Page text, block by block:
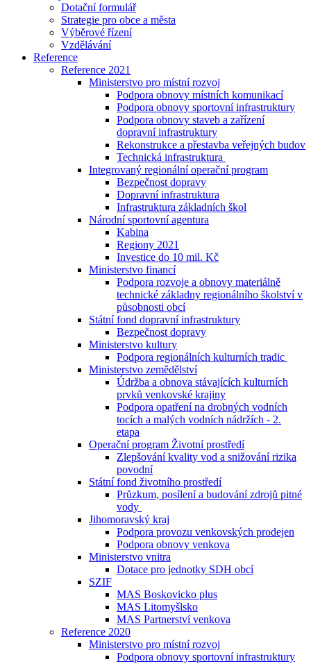
Dotační formulář
Strategie pro obce a města
Výběrové řízení
Vzdělávání
Reference
Reference 2021
Ministerstvo pro místní rozvoj
Podpora obnovy místních komunikací
Podpora obnovy sportovní infrastruktury
Podpora obnovy staveb a zařízení
dopravní infrastruktury
Rekonstrukce a přestavba veřejných budov
Technická infrastruktura
Integrovaný regionální operační program
Bezpečnost dopravy
Dopravní infrastruktura
Infrastruktura základních škol
Národní sportovní agentura
Kabina
Regiony 2021
Investice do 10 mil. Kč
Ministerstvo financí
Podpora rozvoje a obnovy materiálně
technické základny regionálního školství v
působnosti obcí
Státní fond dopravní infrastruktury
Bezpečnost dopravy
Ministerstvo kultury
Podpora regionálních kulturních tradic
Ministerstvo zemědělství
Údržba a obnova stávajících kulturních
prvků venkovské krajiny
Podpora opatření na drobných vodních
tocích a malých vodních nádržích - 2.
etapa
Operační program Životní prostředí
Zlepšování kvality vod a snižování rizika
povodní
Státní fond životního prostředí
Průzkum, posílení a budování zdrojů pitné
vody
Jihomoravský kraj
Podpora provozu venkovských prodejen
Podpora obnovy venkova
Ministerstvo vnitra
Dotace pro jednotky SDH obcí
SZIF
MAS Boskovicko plus
MAS Litomyšlsko
MAS Partnerství venkova
Reference 2020
Ministerstvo pro místní rozvoj
Podpora obnovy sportovní infrastruktury